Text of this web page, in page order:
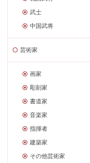
武士
中国武将
芸術家
画家
彫刻家
書道家
音楽家
指揮者
建築家
その他芸術家